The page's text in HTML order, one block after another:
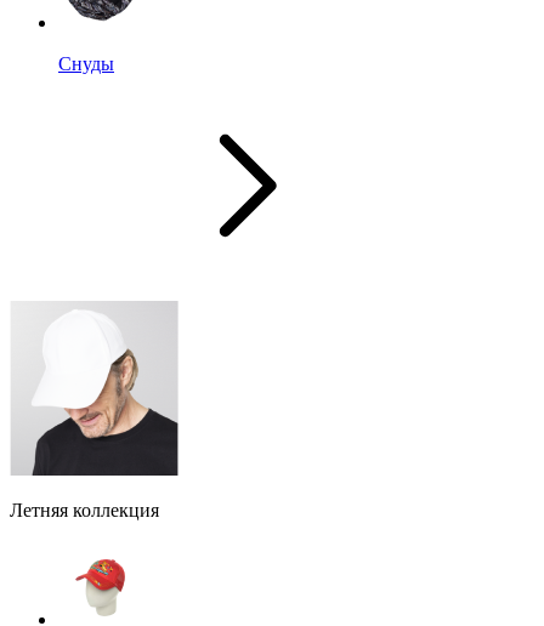
Снуды
Летняя коллекция